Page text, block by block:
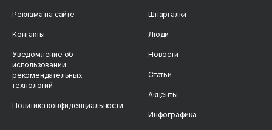
Реклама на сайте
Контакты
Уведомление об
использовании
рекомендательных
технологий
Политика конфиденциальности
Шпаргалки
Люди
Новости
Статьи
Акценты
Инфографика